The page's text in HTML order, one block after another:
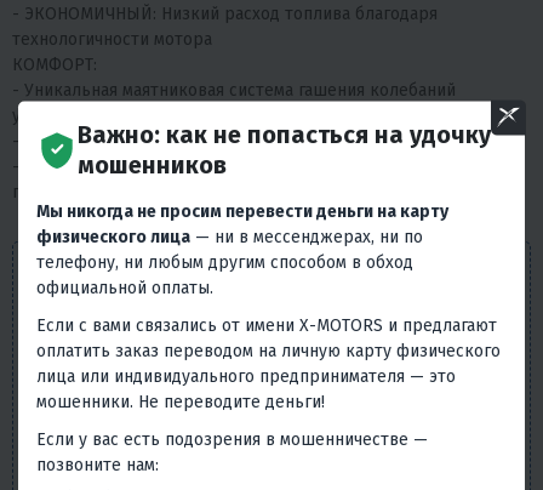
- ЭКОНОМИЧНЫЙ: Низкий расход топлива благодаря
технологичности мотора
КОМФОРТ:
- Уникальная маятниковая система гашения колебаний
устраняет вибрации
- Лучшие тяговые характеристики в своем классе
- Функциональный демпфер поворота румпеля (обеспечивает
плавное управление) или дистанционное управление
Внешний вид товара, его комплектация и
характеристики могут изменяться производителем без
предварительных уведомлений. Описание носит
справочно-ознакомительный характер и не может
служить основанием для претензий. Вся представленная
на сайте информация, касающаяся технических
носит информационный характер и ни при каких
Важно: как не попасться на удочку
мошенников
Мы никогда не просим перевести деньги на карту
физического лица — ни в мессенджерах, ни по
телефону, ни любым другим способом в обход
официальной оплаты.
Если с вами связались от имени X-MOTORS и предлагают
оплатить заказ переводом на личную карту физического
лица или индивидуального предпринимателя — это
мошенники. Не переводите деньги!
Если у вас есть подозрения в мошенничестве —
позвоните нам: